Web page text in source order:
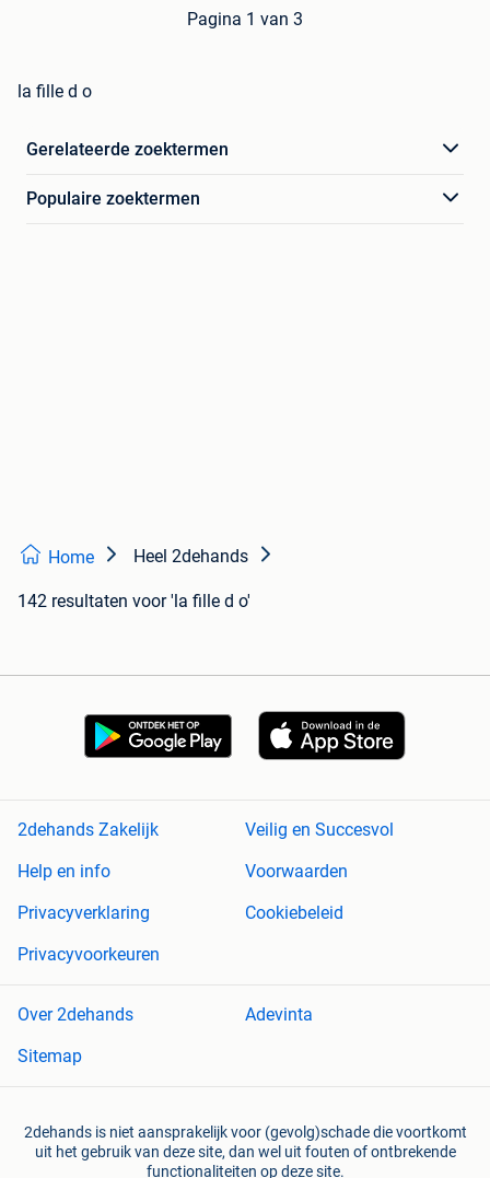
Pagina 1 van 3
la fille d o
Gerelateerde zoektermen
Populaire zoektermen
Home Heel 2dehands
142 resultaten voor 'la fille d o'
2dehands Zakelijk
Veilig en Succesvol
Help en info
Voorwaarden
Privacyverklaring
Cookiebeleid
Privacyvoorkeuren
Over 2dehands
Adevinta
Sitemap
2dehands is niet aansprakelijk voor (gevolg)schade die voortkomt
uit het gebruik van deze site, dan wel uit fouten of ontbrekende
functionaliteiten op deze site.